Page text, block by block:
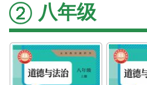
八年级